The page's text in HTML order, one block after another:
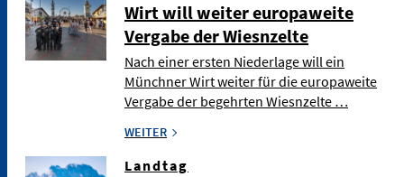
Wirt will weiter europaweite
Vergabe der Wiesnzelte
Nach einer ersten Niederlage will ein
Münchner Wirt weiter für die europaweite
Vergabe der begehrten Wiesnzelte …
WEITER
Landtag